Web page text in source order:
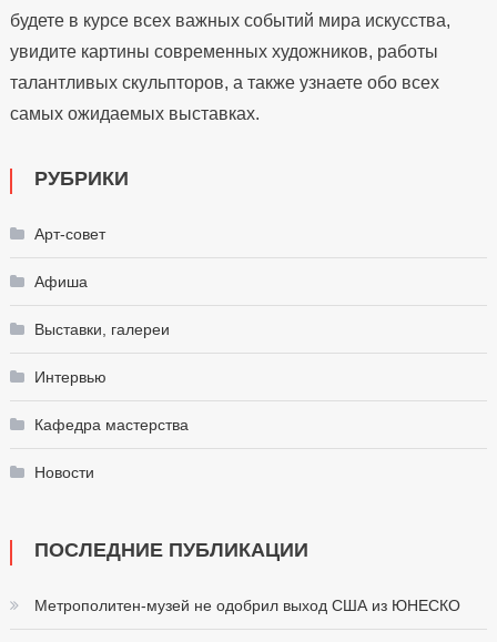
будете в курсе всех важных событий мира искусства,
увидите картины современных художников, работы
талантливых скульпторов, а также узнаете обо всех
самых ожидаемых выставках.
РУБРИКИ
Арт-совет
Афиша
Выставки, галереи
Интервью
Кафедра мастерства
Новости
ПОСЛЕДНИЕ ПУБЛИКАЦИИ
Метрополитен-музей не одобрил выход США из ЮНЕСКО